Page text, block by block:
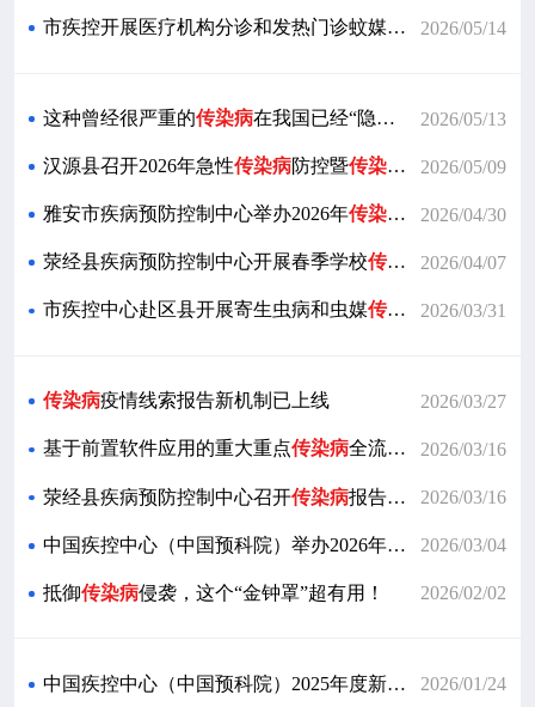
市疾控开展医疗机构分诊和发热门诊蚊媒
传染病防治指导
2026/05/14
这种曾经很严重的传染病在我国已经“隐身”，但是在国外正在悄悄反扑！ 2026/05/13
汉源县召开2026年急性传染病防控暨传染病 信息报告管理
2026/05/09
雅安市疾病预防控制中心举办2026年传染病 应急队伍能力
2026/04/30
荥经县疾病预防控制中心开展春季学校传染病 防控技术指
2026/04/07
市疾控中心赴区县开展寄生虫病和虫媒传染病 防治工作指
2026/03/31
传染病疫情线索报告新机制已上线 2026/03/27
基于前置软件应用的重大重点传染病全流程管理功能改造项目概要设计通过专家评审 2026/03/16
荥经县疾病预防控制中心召开传染病报告管理、急性 传染
2026/03/16
中国疾控中心（中国预科院）举办2026年
传染病监测预警
2026/03/04
抵御传染病侵袭，这个“金钟罩”超有用！ 2026/02/02
中国疾控中心（中国预科院）2025年度新发突发与重大 传
2026/01/24